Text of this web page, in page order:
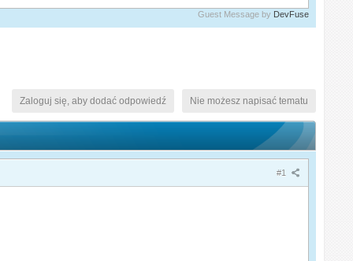
Guest Message by DevFuse
Nie możesz napisać tematu
Zaloguj się, aby dodać odpowiedź
#1